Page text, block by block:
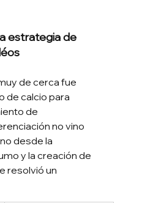
estrategia de
de cerca fue
de calcio para
de
no vino
desde la
y la creación de
resolvió un